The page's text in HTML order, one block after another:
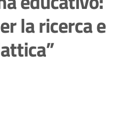
la ricerca e